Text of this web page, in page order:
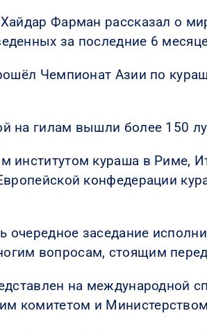
Фарман рассказал о
за последние 6
Чемпионат Азии по
на гилам вышли более 150
институтом кураша в Риме,
конфедерации
заседание
вопросам, стоящим
на международной
комитетом и